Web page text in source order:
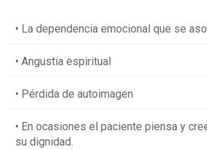
• La dependencia emocional que se
• Angustia espiritual
• Pérdida de autoimagen
• En ocasiones el paciente piensa y
su dignidad.